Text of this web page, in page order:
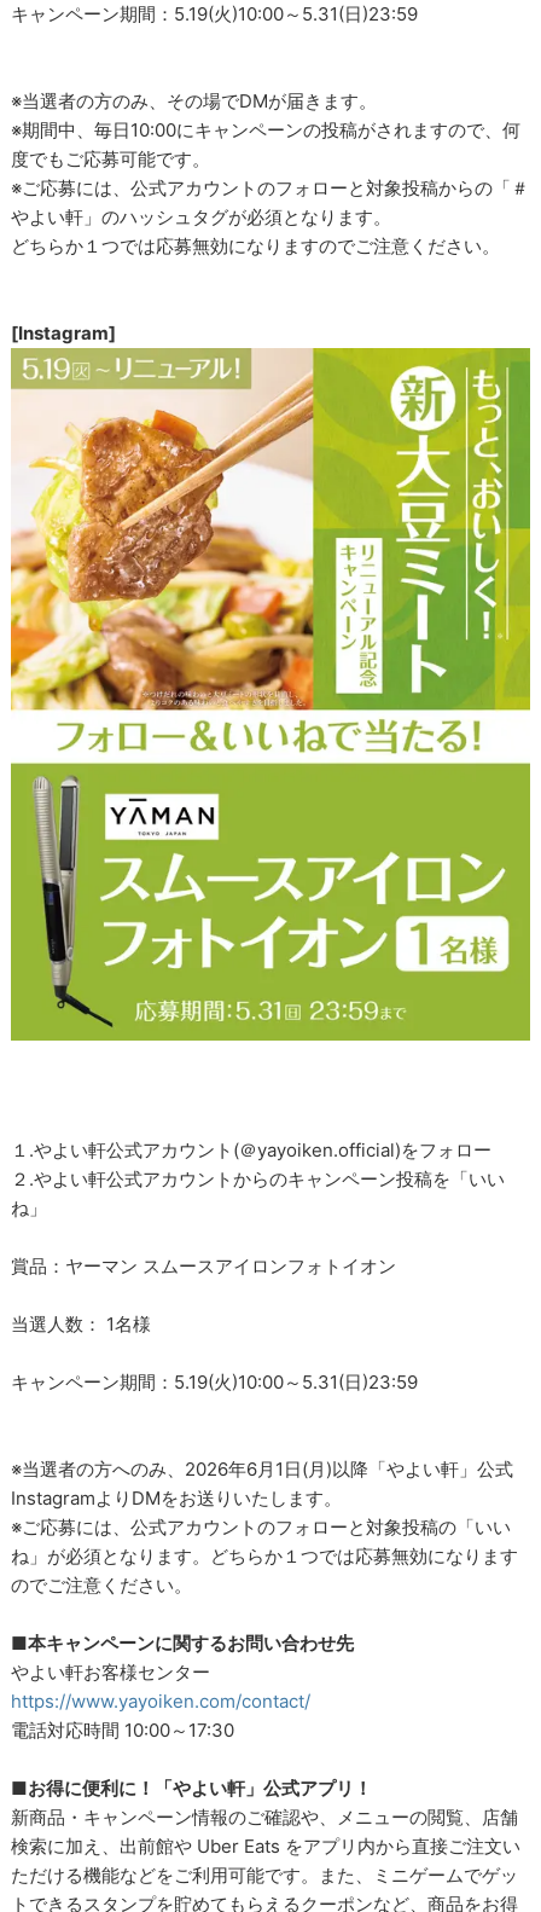
キャンペーン期間：5.19(火)10:00～5.31(日)23:59
※当選者の方のみ、その場でDMが届きます。
※期間中、毎日10:00にキャンペーンの投稿がされますので、何
度でもご応募可能です。
※ご応募には、公式アカウントのフォローと対象投稿からの「＃
やよい軒」のハッシュタグが必須となります。
どちらか１つでは応募無効になりますのでご注意ください。
[Instagram]
１.やよい軒公式アカウント(＠yayoiken.official)をフォロー
２.やよい軒公式アカウントからのキャンペーン投稿を「いい
ね」
賞品：ヤーマン スムースアイロンフォトイオン
当選人数： 1名様
キャンペーン期間：5.19(火)10:00～5.31(日)23:59
※当選者の方へのみ、2026年6月1日(月)以降「やよい軒」公式
InstagramよりDMをお送りいたします。
※ご応募には、公式アカウントのフォローと対象投稿の「いい
ね」が必須となります。どちらか１つでは応募無効になります
のでご注意ください。
■本キャンペーンに関するお問い合わせ先
やよい軒お客様センター
https://www.yayoiken.com/contact/
電話対応時間 10:00～17:30
■お得に便利に！「やよい軒」公式アプリ！
新商品・キャンペーン情報のご確認や、メニューの閲覧、店舗
検索に加え、出前館や Uber Eats をアプリ内から直接ご注文い
ただける機能などをご利用可能です。また、ミニゲームでゲッ
トできるスタンプを貯めてもらえるクーポンなど、商品をお得